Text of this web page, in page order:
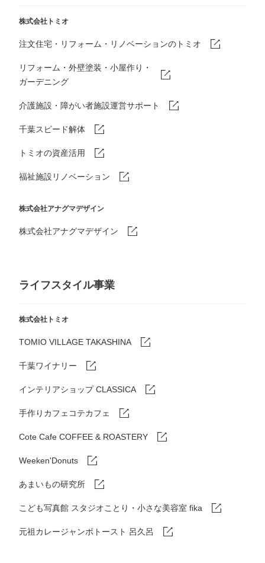
株式会社トミオ
注文住宅・リフォーム・リノベーションのトミオ
リフォーム・外壁塗装・小屋作り・
ガーデニング
介護施設・障がい者施設運営サポート
千葉スピード解体
トミオの資産活用
福祉施設リノベーション
株式会社アナグマデザイン
株式会社アナグマデザイン
ライフスタイル事業
株式会社トミオ
TOMIO VILLAGE TAKASHINA
千葉ワイナリー
インテリアショップ CLASSICA
手作りカフェコテカフェ
Cote Cafe COFFEE & ROASTERY
Weeken'Donuts
あまいもの研究所
こども写真館 スタジオことり・小さな美容室 fika
元祖カレージャンボトースト 呂久呂